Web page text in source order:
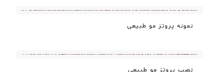
نمونه پروتز مو طبیعی
نصب پروتز مو طبیعی